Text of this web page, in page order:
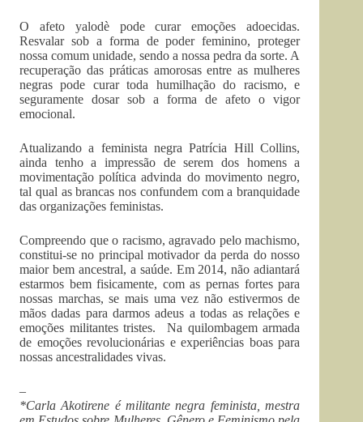
O afeto yalodè pode curar emoções adoecidas.
Resvalar sob a forma de poder feminino, proteger
nossa comum unidade, sendo a nossa pedra da sorte. A
recuperação das práticas amorosas entre as mulheres
negras pode curar toda humilhação do racismo, e
seguramente dosar sob a forma de afeto o vigor
emocional.
Atualizando a feminista negra Patrícia Hill Collins,
ainda tenho a impressão de serem dos homens a
movimentação política advinda do movimento negro,
tal qual as brancas nos confundem com a branquidade
das organizações feministas.
Compreendo que o racismo, agravado pelo machismo,
constitui-se no principal motivador da perda do nosso
maior bem ancestral, a saúde. Em 2014, não adiantará
estarmos bem fisicamente, com as pernas fortes para
nossas marchas, se mais uma vez não estivermos de
mãos dadas para darmos adeus a todas as relações e
emoções militantes tristes. Na quilombagem armada
de emoções revolucionárias e experiências boas para
nossas ancestralidades vivas.
–
*Carla Akotirene é militante negra feminista, mestra